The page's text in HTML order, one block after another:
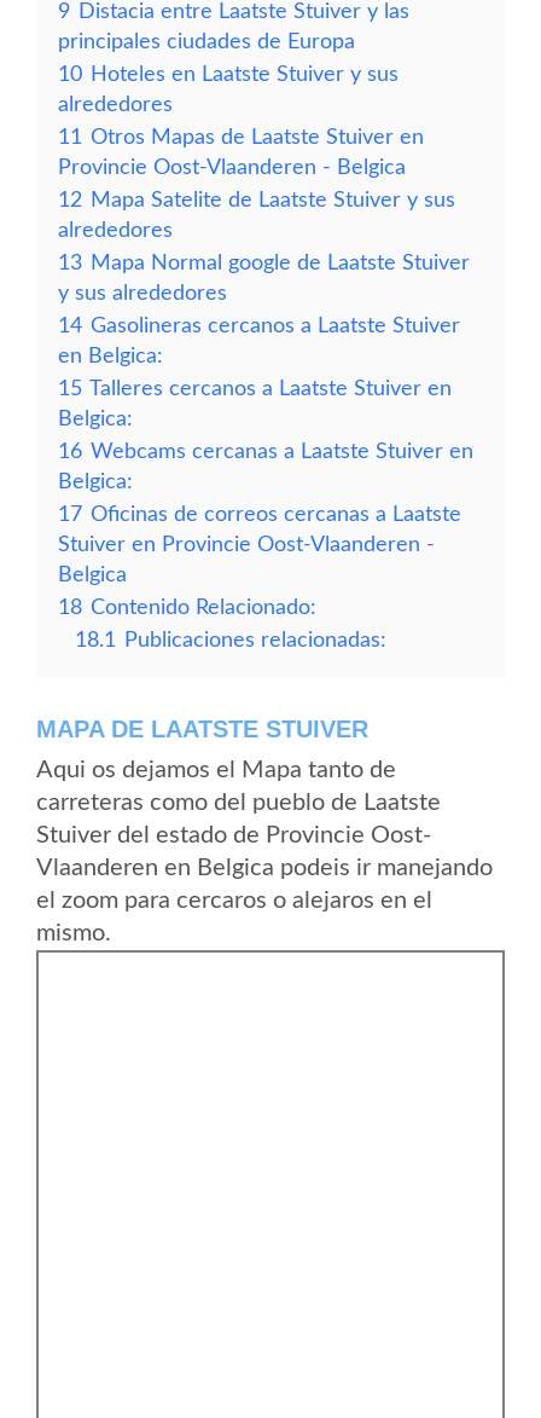
9 Distacia entre Laatste Stuiver y las
principales ciudades de Europa
10 Hoteles en Laatste Stuiver y sus
alrededores
11 Otros Mapas de Laatste Stuiver en
Provincie Oost-Vlaanderen - Belgica
12 Mapa Satelite de Laatste Stuiver y sus
alrededores
13 Mapa Normal google de Laatste Stuiver
y sus alrededores
14 Gasolineras cercanos a Laatste Stuiver
en Belgica:
15 Talleres cercanos a Laatste Stuiver en
Belgica:
16 Webcams cercanas a Laatste Stuiver en
Belgica:
17 Oficinas de correos cercanas a Laatste
Stuiver en Provincie Oost-Vlaanderen -
Belgica
18 Contenido Relacionado:
18.1
Publicaciones relacionadas:
MAPA DE LAATSTE STUIVER
Aqui os dejamos el Mapa tanto de
carreteras como del pueblo de Laatste
Stuiver del estado de Provincie Oost-
Vlaanderen en Belgica podeis ir manejando
el zoom para cercaros o alejaros en el
mismo.